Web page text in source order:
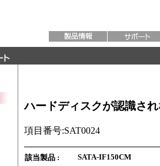
ハードディスクが認識さ
項目番号:SAT0024
該当製品 : SATA-IF150CM